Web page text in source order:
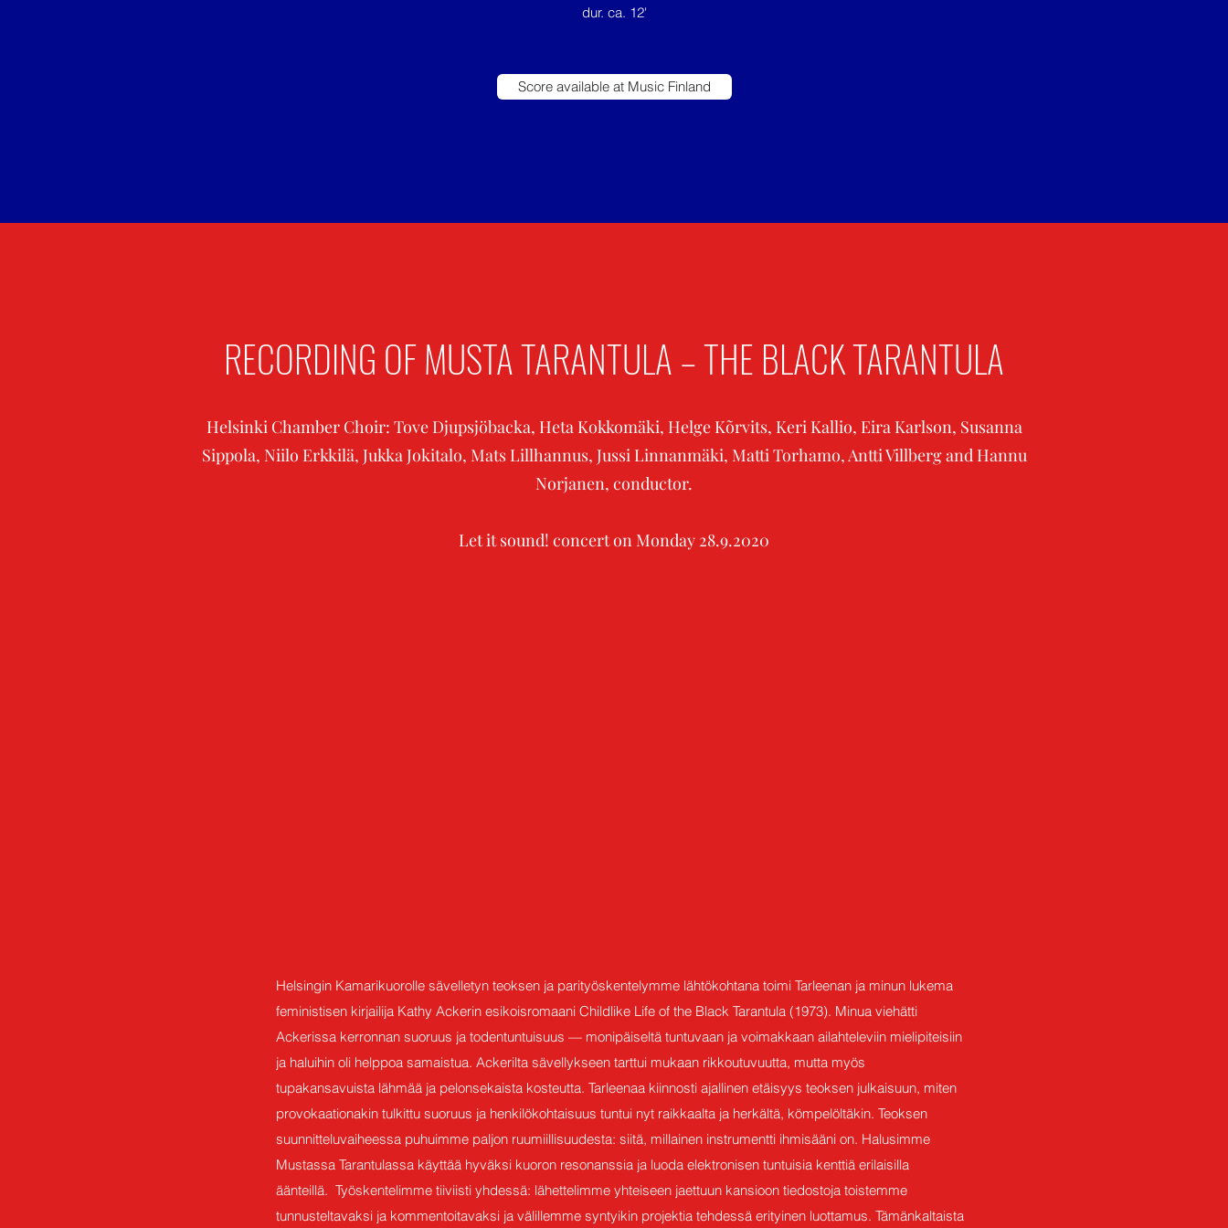
dur. ca. 12'
Score available at Music Finland
RECORDING OF MUSTA TARANTULA – THE BLACK TARANTULA
Helsinki Chamber Choir: Tove Djupsjöbacka, Heta Kokkomäki, Helge Kõrvits, Keri Kallio, Eira Karlson, Susanna
Sippola, Niilo Erkkilä, Jukka Jokitalo, Mats Lillhannus, Jussi Linnanmäki, Matti Torhamo, Antti Villberg and Hannu
Norjanen, conductor.
Let it sound! concert on Monday 28.9.2020
Helsingin Kamarikuorolle sävelletyn teoksen ja parityöskentelymme lähtökohtana toimi Tarleenan ja minun lukema
feministisen kirjailija Kathy Ackerin esikoisromaani Childlike Life of the Black Tarantula (1973). Minua viehätti
Ackerissa kerronnan suoruus ja todentuntuisuus — monipäiseltä tuntuvaan ja voimakkaan ailahteleviin mielipiteisiin
ja haluihin oli helppoa samaistua. Ackerilta sävellykseen tarttui mukaan rikkoutuvuutta, mutta myös
tupakansavuista lähmää ja pelonsekaista kosteutta. Tarleenaa kiinnosti ajallinen etäisyys teoksen julkaisuun, miten
provokaationakin tulkittu suoruus ja henkilökohtaisuus tuntui nyt raikkaalta ja herkältä, kömpelöltäkin. Teoksen
suunnitteluvaiheessa puhuimme paljon ruumiillisuudesta: siitä, millainen instrumentti ihmisääni on. Halusimme
Mustassa Tarantulassa käyttää hyväksi kuoron resonanssia ja luoda elektronisen tuntuisia kenttiä erilaisilla
äänteillä. Työskentelimme tiiviisti yhdessä: lähettelimme yhteiseen jaettuun kansioon tiedostoja toistemme
tunnusteltavaksi ja kommentoitavaksi ja välillemme syntyikin projektia tehdessä erityinen luottamus. Tämänkaltaista